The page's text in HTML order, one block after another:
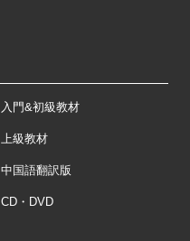
入門&初級教材
上級教材
中国語翻訳版
CD・DVD